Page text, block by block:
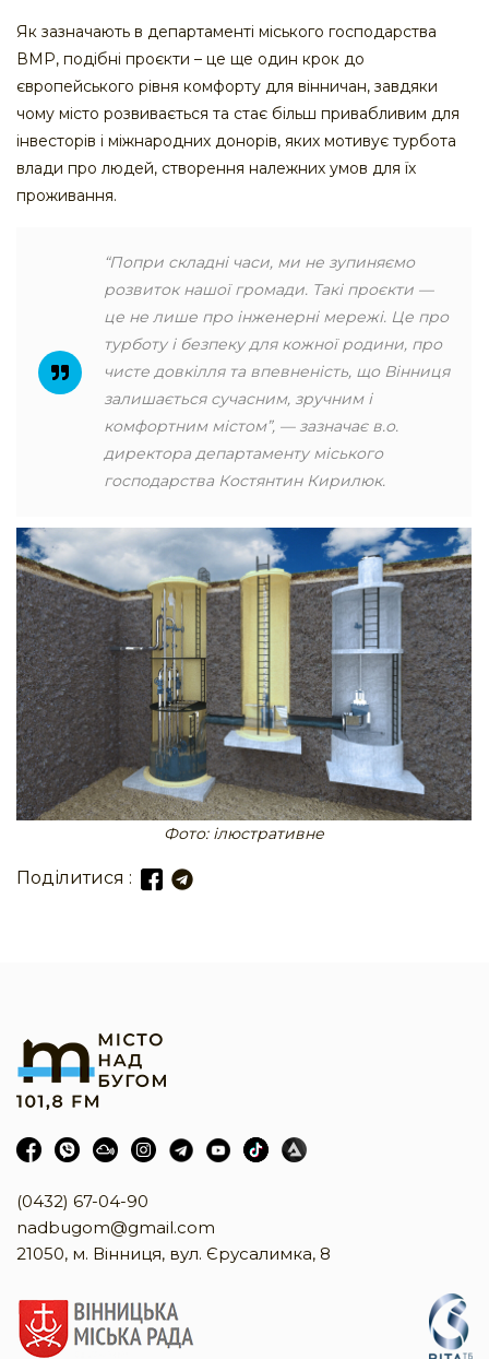
Як зазначають в департаменті міського господарства
ВМР, подібні проєкти – це ще один крок до
європейського рівня комфорту для вінничан, завдяки
чому місто розвивається та стає більш привабливим для
інвесторів і міжнародних донорів, яких мотивує турбота
влади про людей, створення належних умов для їх
проживання.
“Попри складні часи, ми не зупиняємо
розвиток нашої громади. Такі проєкти —
це не лише про інженерні мережі. Це про
турботу і безпеку для кожної родини, про
чисте довкілля та впевненість, що Вінниця
залишається сучасним, зручним і
комфортним містом”, — зазначає в.о.
директора департаменту міського
господарства Костянтин Кирилюк.
Фото: ілюстративне
Поділитися :
(0432) 67-04-90
nadbugom@gmail.com
21050, м. Вінниця, вул. Єрусалимка, 8